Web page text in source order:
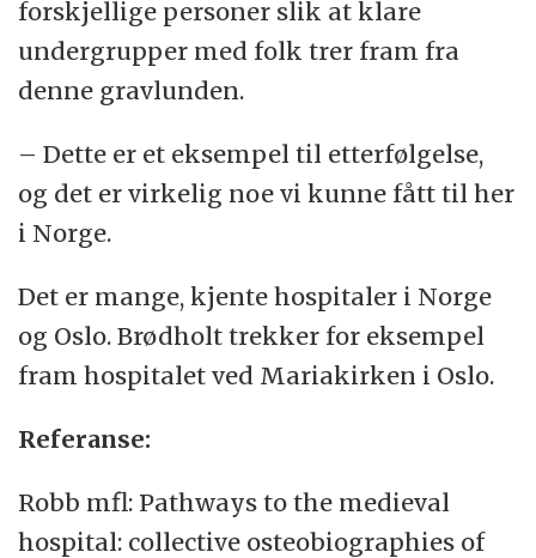
forskjellige personer slik at klare
undergrupper med folk trer fram fra
denne gravlunden.
– Dette er et eksempel til etterfølgelse,
og det er virkelig noe vi kunne fått til her
i Norge.
Det er mange, kjente hospitaler i Norge
og Oslo. Brødholt trekker for eksempel
fram hospitalet ved Mariakirken i Oslo.
Referanse:
Robb mfl: Pathways to the medieval
hospital: collective osteobiographies of